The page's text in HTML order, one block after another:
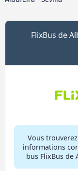
FlixBus de
Vous
informations
bus FlixBus de